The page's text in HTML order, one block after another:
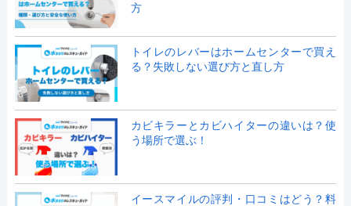
方
トイレのレバーはホームセンターで買え
る？失敗しない選び方と直し方
カビキラーとカビハイターの違いは？使
う場所で選ぶ！
イースマイルの評判・口コミはどう？料